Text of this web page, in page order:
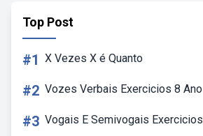
Top Post
#1 X Vezes X é Quanto
#2 Vozes Verbais Exercicios 8 Ano
#3 Vogais E Semivogais Exercicios